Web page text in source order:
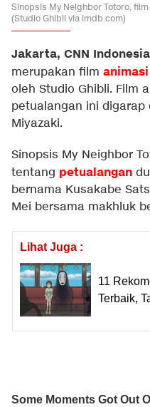
Sinopsis My Neighbor Totoro,
(Studio Ghibli via imdb.com)
Jakarta, CNN Indonesia
merupakan film animasi
oleh Studio Ghibli. Film
petualangan ini
Miyazaki.
Sinopsis My Neighbor
tentang petualangan
bernama Kusakabe
Mei bersama makhluk
Lihat Juga :
11
Terbaik,